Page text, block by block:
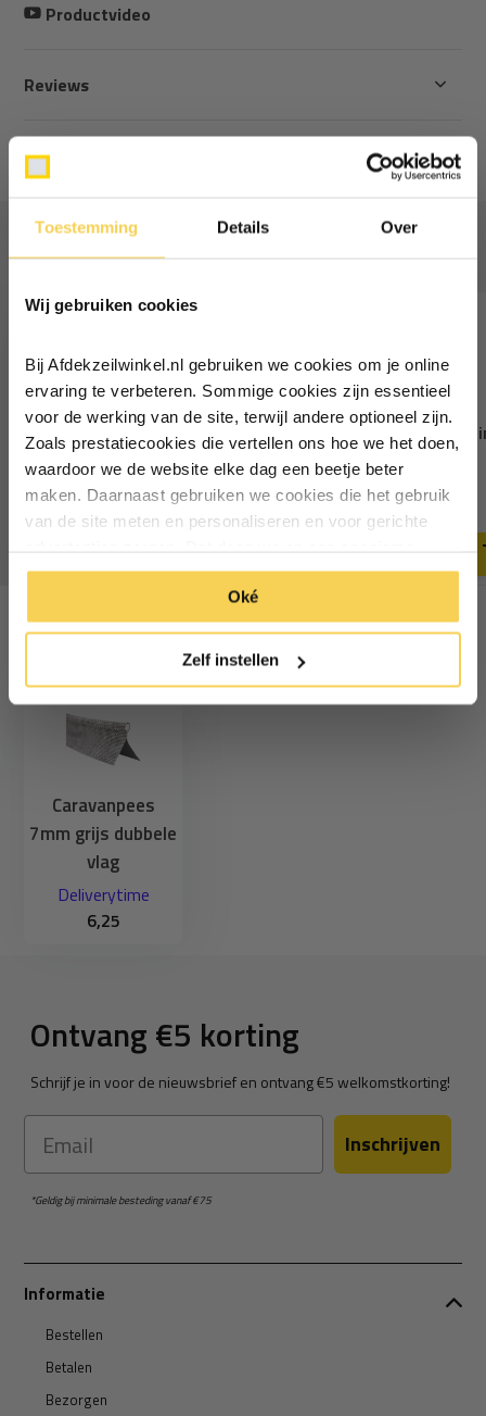
Toestemming Details Over
Wij gebruiken cookies
Bij Afdekzeilwinkel.nl gebruiken we cookies om je online
ervaring te verbeteren. Sommige cookies zijn essentieel
voor de werking van de site, terwijl andere optioneel zijn.
Zoals prestatiecookies die vertellen ons hoe we het doen,
waardoor we de website elke dag een beetje beter
maken. Daarnaast gebruiken we cookies die het gebruik
van de site meten en personaliseren en voor gerichte
manier. Klik op 'Oké' om alle cookies te accepteren. Of
klik op ‘alleen essentiele’ als je niet akkoord gaat met
cookies.
Oké
Zelf instellen
Productvideo
Reviews
Delen
Vaak samen gekocht
Caravanrail 7mm recht met
vlak 99cm Aluminium
12,50
Deliverytime
Caravanrail 7mm
vlak 99cm
12,50
Deliverytime
Caravanpees
7mm grijs dubbele
vlag
Deliverytime
6,25
Ontvang €5 korting
Schrijf je in voor de nieuwsbrief en ontvang €5 welkomstkorting!
Email Inschrijven
*Geldig bij minimale besteding vanaf €75
Informatie
Bestellen
Betalen
Bezorgen
Ontvang €5,- korting!
Schrijf je in voor de nieuwsbrief en
Vul je e-mailadres in‍⁪⁪
Particulier Zakelijk
Inschrijven
*Geldig bij minimale besteding vanaf €75